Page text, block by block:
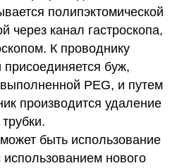
полипэктомической
через канал гастроскопа,
К проводнику
буж,
PEG, и путем
производится удаление
быть использование
нового